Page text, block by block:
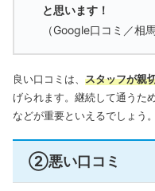
と思います！
（Google口コミ／相
良い口コミは、 スタッフが親
げられます。継続して通うた
などが重要といえるでしょう。
②悪い口コミ